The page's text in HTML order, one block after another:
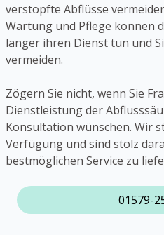
verstopfte Abflüsse
Wartung und Pflege können
länger ihren Dienst tun und
vermeiden.
Zögern Sie nicht, wenn Sie
Dienstleistung der
Konsultation wünschen. Wir
Verfügung und sind stolz
bestmöglichen Service zu
01579-